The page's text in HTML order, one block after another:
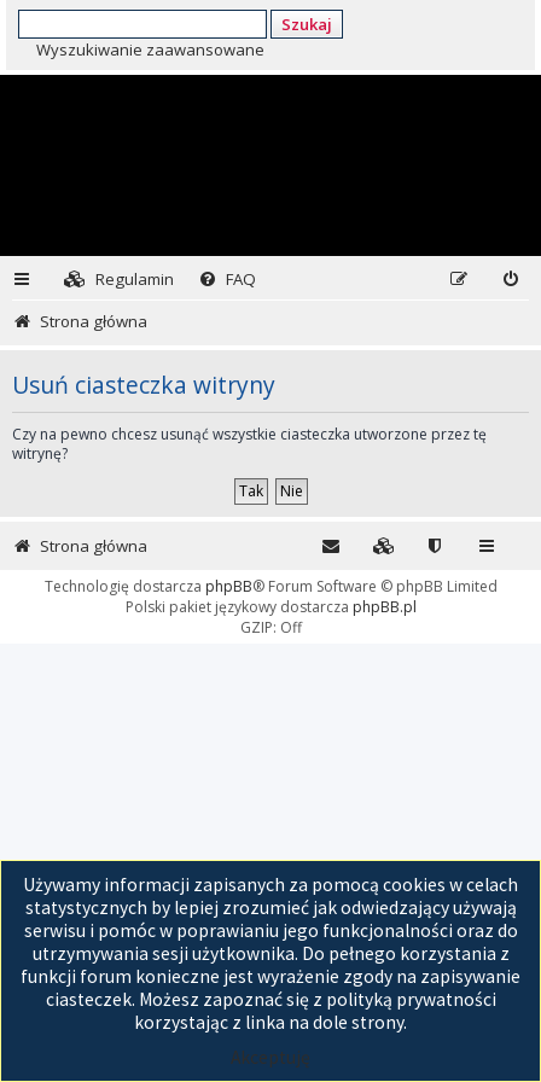
Szukaj
Wyszukiwanie zaawansowane
Regulamin
FAQ
Strona główna
Usuń ciasteczka witryny
Czy na pewno chcesz usunąć wszystkie ciasteczka utworzone przez tę
witrynę?
Używamy informacji zapisanych za pomocą cookies w celach
statystycznych by lepiej zrozumieć jak odwiedzający używają
serwisu i pomóc w poprawianiu jego funkcjonalności oraz do
utrzymywania sesji użytkownika. Do pełnego korzystania z
funkcji forum konieczne jest wyrażenie zgody na zapisywanie
ciasteczek. Możesz zapoznać się z polityką prywatności
korzystając z linka na dole strony.
Akceptuję
Strona główna
Technologię dostarcza phpBB® Forum Software © phpBB Limited
Polski pakiet językowy dostarcza phpBB.pl
GZIP: Off